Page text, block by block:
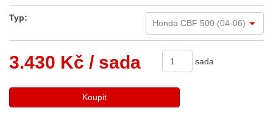
Typ:
3.430 Kč / sada sada
Koupit